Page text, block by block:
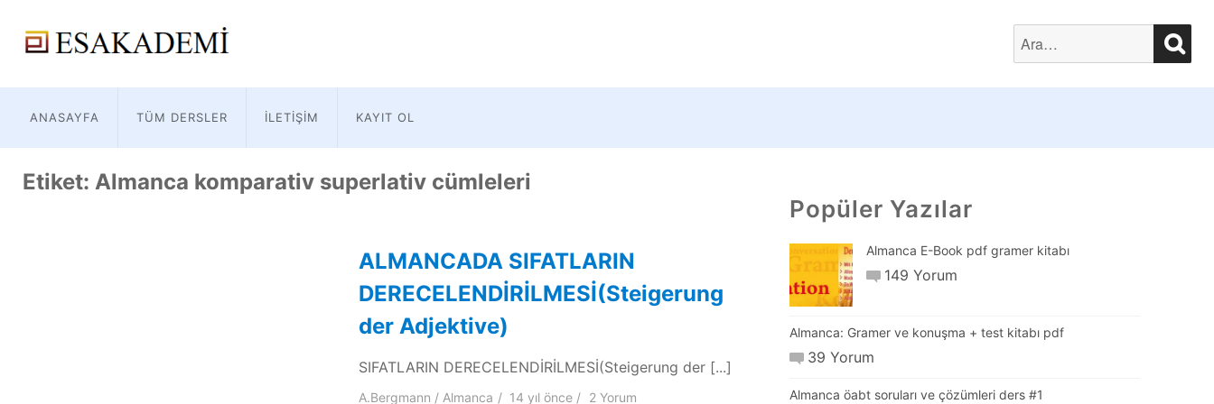
for:
ANASAYFA TÜM DERSLER İLETIŞIM KAYIT OL
Etiket: Almanca komparativ superlativ cümleleri
ALMANCADA SIFATLARIN
DERECELENDİRİLMESİ(Steigerung
der Adjektive)
SIFATLARIN DERECELENDİRİLMESİ(Steigerung der [...]
A.Bergmann Almanca 14 yılönce 2 Yorum
Popüler Yazılar
Almanca E-Book pdf gramer kitabı
149 Yorum
Almanca: Gramer ve konuşma + test kitabı pdf
39 Yorum
Almanca öabt soruları ve çözümleri ders #1